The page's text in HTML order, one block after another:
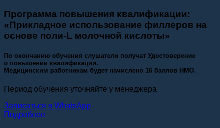
Программа повышения квалификации:
«Прикладное использование филлеров на
основе поли-L молочной кислоты»
По окончанию обучения слушатели получат Удостоверение
о повышении квалификации.
Медицинским работникам будет начислено 16 баллов НМО.
Период обучения уточняйте у менеджера
Записаться в WhatsApp
Подробнее